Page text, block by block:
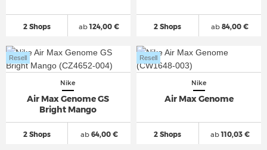
2 Shops ab124,00 € 2 Shops ab 84,00 €
Nike
Air Max Genome GS
Bright Mango
2 Shops
Resell
ab64,00 €
Nike
Air Max Genome
2 Shops
Resell
ab110,03 €